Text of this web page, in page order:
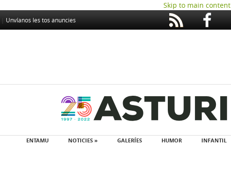
Skip to main content
Unvíanos les tos anuncies
ENTAMU NOTICIES » GALERÍES HUMOR INFANTIL